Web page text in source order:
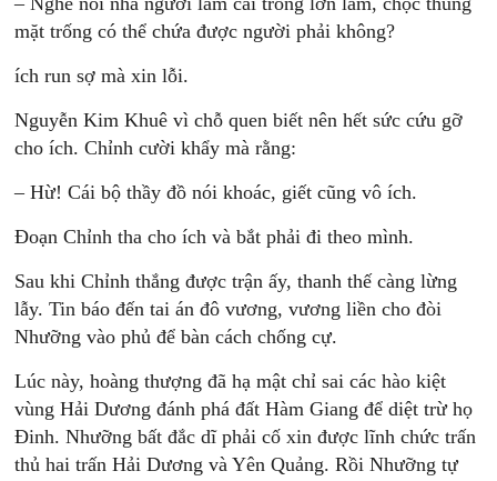
mặt trống có thể chứa được người phải không?
ích run sợ mà xin lỗi.
Nguyễn Kim Khuê vì chỗ quen biết nên hết sức cứu gỡ
cho ích. Chỉnh cười khẩy mà rằng:
– Hừ! Cái bộ thầy đồ nói khoác, giết cũng vô ích.
Đoạn Chỉnh tha cho ích và bắt phải đi theo mình.
Sau khi Chỉnh thắng được trận ấy, thanh thế càng lừng
lẫy. Tin báo đến tai án đô vương, vương liền cho đòi
Nhưỡng vào phủ để bàn cách chống cự.
Lúc này, hoàng thượng đã hạ mật chỉ sai các hào kiệt
vùng Hải Dương đánh phá đất Hàm Giang để diệt trừ họ
Đinh. Nhưỡng bất đắc dĩ phải cố xin được lĩnh chức trấn
thủ hai trấn Hải Dương và Yên Quảng. Rồi Nhưỡng tự